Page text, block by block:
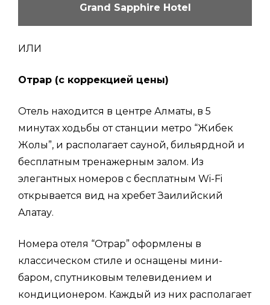
Grand Sapphire Hotel
ИЛИ
Отрар (с коррекцией цены)
Отель находится в центре Алматы, в 5
минутах ходьбы от станции метро “Жибек
Жолы”, и располагает сауной, бильярдной и
бесплатным тренажерным залом. Из
элегантных номеров с бесплатным Wi-Fi
открывается вид на хребет Заилийский
Алатау.
Номера отеля “Отрар” оформлены в
классическом стиле и оснащены мини-
баром, спутниковым телевидением и
кондиционером. Каждый из них располагает